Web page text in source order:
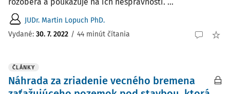
JUDr. Martin Lopuch PhD.
Vydané: 30. 7. 2022 / 44 minút čítania
ČLÁNKY
Náhrada za zriadenie vecného bremena